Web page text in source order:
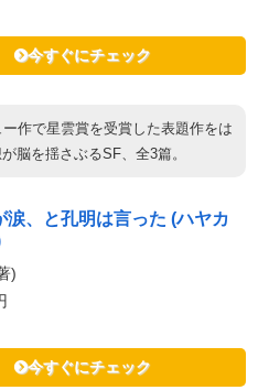
今すぐにチェック
作で星雲賞を受賞した表題作をは
脳を揺さぶるSF、全3篇。
涙、と孔明は言った (ハヤカ
)
今すぐにチェック